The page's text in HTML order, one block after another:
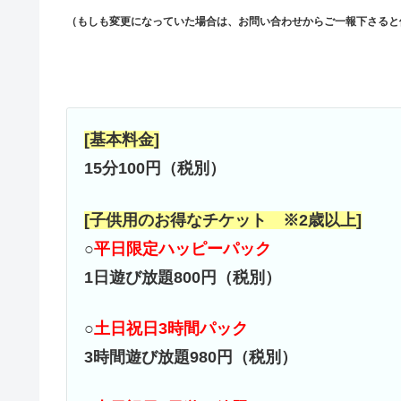
（もしも変更になっていた場合は、お問い合わせからご一報下さると
[基本料金]
15分100円（税別）
[子供用のお得なチケット ※2歳以上]
○平日限定ハッピーパック
1日遊び放題800円（税別）
○土日祝日3時間パック
3時間遊び放題980円（税別）